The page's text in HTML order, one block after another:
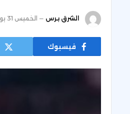
الشرق برس الخميس 31 يوليو 8:40 م
فيسبوك